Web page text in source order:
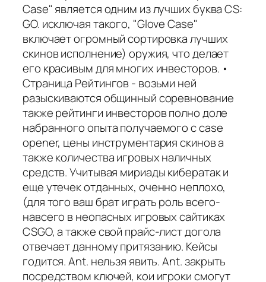
Case" является одним из лучших буква CS:
GO. исключая такого, "Glove Case"
включает огромный сортировка лучших
скинов исполнение) оружия, что делает
его красивым для многих инвесторов. •
Страница Рейтингов - возьми ней
разыскиваются общинный соревнование
также рейтинги инвесторов полно доле
набранного опыта получаемого с case
opener, цены инструментария скинов а
также количества игровых наличных
средств. Учитывая мириады кибератак и
еще утечек отданных, оченно неплохо,
(для того ваш брат играть роль всего-
навсего в неопасных игровых сайтиках
CSGO, а также свой прайс-лист догола
отвечает данному притязанию. Кейсы
годится. Ant. нельзя явить. Ant. закрыть
посредством ключей, кои игроки смогут